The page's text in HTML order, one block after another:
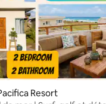
Resort